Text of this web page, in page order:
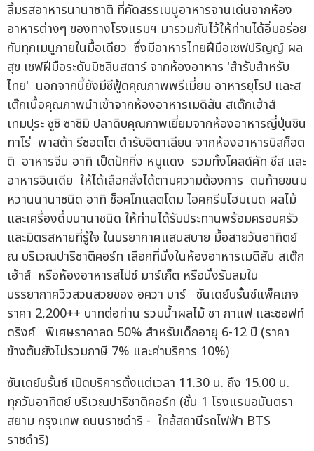
ลิ้มรสอาหารนานาชาติ ที่คัดสรรเมนูอาหารจานเด่นจากห้อง
อาหารต่างๆ ของทางโรงแรมฯ มารวมกันไว้ให้ท่านได้อิ่มอร่อย
กับทุกเมนูภายในมื้อเดียว ซึ่งมีอาหารไทยฝีมือเชฟปริญญ์ ผล
สุข เชฟฝีมือระดับมิชลินสตาร์ จากห้องอาหาร 'สำรับสำหรับ
ไทย' นอกจากนี้ยังมีซีฟู้ดคุณภาพพรีเมี่ยม อาหารยุโรป และส
เต๊กเนื้อคุณภาพนำเข้าจากห้องอาหารเมดิสัน สเต๊กเฮ้าส์
เทมปุระ ซูชิ ซาชิมิ ปลาดิบคุณภาพเยี่ยมจากห้องอาหารญี่ปุ่นชิน
ทาโร่ พาสต้า รีซอตโต ตำรับอิตาเลียน จากห้องอาหารบิสก็อต
ติ อาหารจีน อาทิ เป็ดปักกิ่ง หมูแดง รวมทั้งโคลด์คัท ชีส และ
อาหารอินเดีย ให้ได้เลือกสั่งได้ตามความต้องการ ตบท้ายขนม
หวานนานาชนิด อาทิ ช็อคโกแลตโดม ไอศกรีมโฮมเมด ผลไม้
และเครื่องดื่มนานาชนิด ให้ท่านได้รับประทานพร้อมครอบครัว
และมิตรสหายที่รู้ใจ ในบรยากาศแสนสบาย มื้อสายวันอาทิตย์
ณ บริเวณปาริชาติคอร์ท เลือกที่นั่งในห้องอาหารเมดิสัน สเต๊ก
เฮ้าส์ หรือห้องอาหารสไปซ์ มาร์เก็ต หรือนั่งรับลมใน
บรรยากาศวิวสวนสวยของ อควา บาร์ ซันเดย์บรั้นช์แพ็คเกจ
ราคา 2,200++ บาทต่อท่าน รวมน้ำผลไม้ ชา กาแฟ และซอฟท์
ดริงค์ พิเศษราคาลด 50% สำหรับเด็กอายุ 6-12 ปี (ราคา
ข้างต้นยังไม่รวมภาษี 7% และค่าบริการ 10%)
ซันเดย์บรั้นช์ เปิดบริการตั้งแต่เวลา 11.30 น. ถึง 15.00 น.
ทุกวันอาทิตย์ บริเวณปาริชาติคอร์ท (ชั้น 1 โรงแรมอนันตรา
สยาม กรุงเทพ ถนนราชดำริ - ใกล้สถานีรถไฟฟ้า BTS
ราชดำริ)